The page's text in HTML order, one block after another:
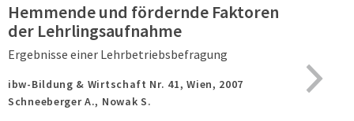
Hemmende und fördernde Faktoren
der Lehrlingsaufnahme
Ergebnisse einer Lehrbetriebsbefragung
ibw-Bildung & Wirtschaft Nr. 41,Wien, 2007
Schneeberger A., Nowak S.